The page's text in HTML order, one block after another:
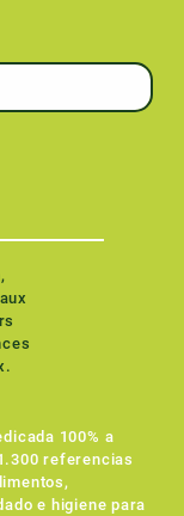
100% a
referencias
e higiene para